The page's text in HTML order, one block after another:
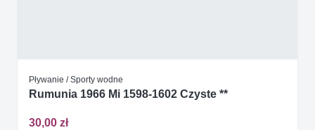
Pływanie / Sporty wodne
Rumunia 1966 Mi 1598-1602 Czyste **
30,00 zł